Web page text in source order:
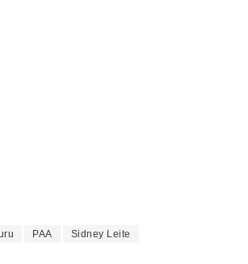
PAA Sidney Leite